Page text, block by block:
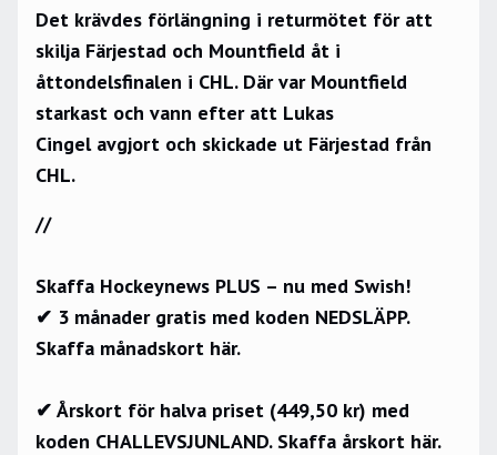
Det krävdes förlängning i returmötet för att
skilja Färjestad och Mountfield åt i
åttondelsfinalen i CHL. Där var Mountfield
starkast och vann efter att Lukas
Cingel avgjort och skickade ut Färjestad från
CHL.
//
Skaffa Hockeynews PLUS – nu med Swish!
✔ 3 månader gratis med koden NEDSLÄPP.
Skaffa månadskort här.
✔ Årskort för halva priset (449,50 kr) med
koden CHALLEVSJUNLAND. Skaffa årskort här.